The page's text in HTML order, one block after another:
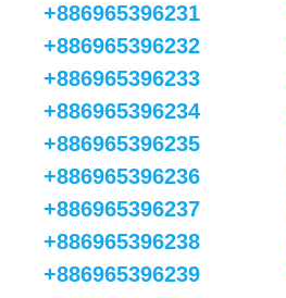
+886965396231
+886965396232
+886965396233
+886965396234
+886965396235
+886965396236
+886965396237
+886965396238
+886965396239